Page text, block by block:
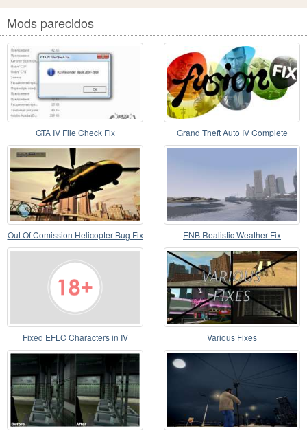
Mods parecidos
GTA IV File Check Fix
Grand Theft Auto IV Complete
Edition FusionFix
Out Of Comission Helicopter Bug Fix ENB Realistic Weather Fix
Fixed EFLC Characters in IV
Cutscenes
Various Fixes